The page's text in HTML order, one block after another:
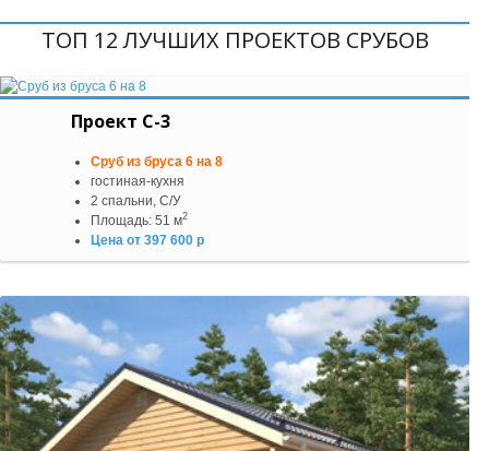
ТОП 12 ЛУЧШИХ ПРОЕКТОВ СРУБОВ
Проект С-3
Сруб из бруса 6 на 8
гостиная-кухня
2 спальни, С/У
Площадь: 51 м2
Цена от 397 600 р